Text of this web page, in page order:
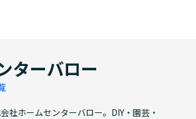
ターバロー
社ホームセンターバロー。DIY・園芸・